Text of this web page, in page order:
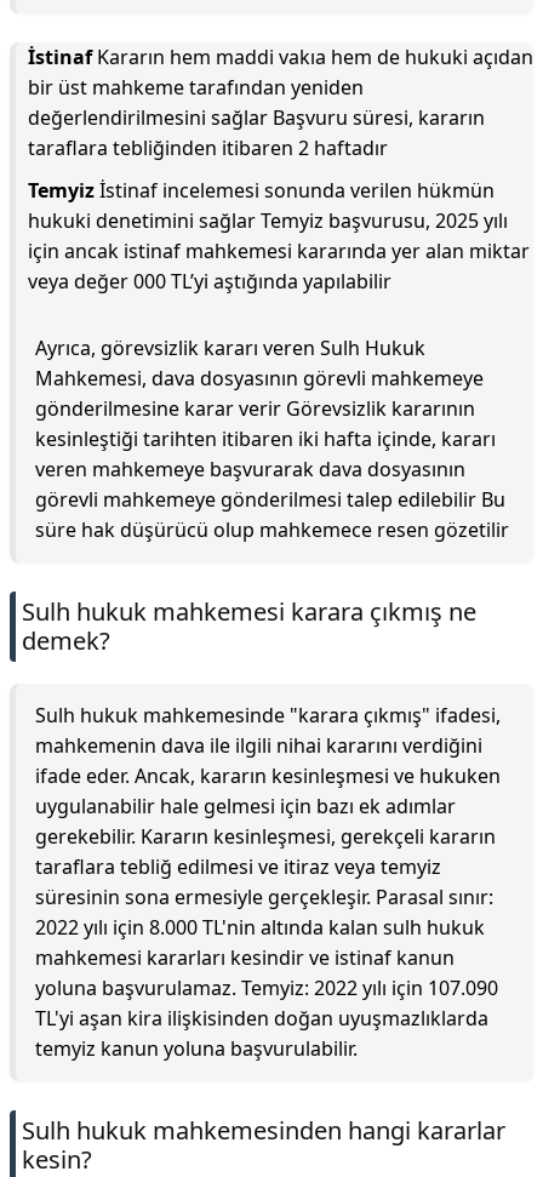
İstinafKararın hem maddi vakıa hem de hukuki açıdan
bir üst mahkeme tarafından yeniden
değerlendirilmesini sağlar Başvuru süresi, kararın
taraflara tebliğinden itibaren 2 haftadır
Temyizİstinaf incelemesi sonunda verilen hükmün
hukuki denetimini sağlar Temyiz başvurusu, 2025 yılı
için ancak istinaf mahkemesi kararında yer alan miktar
veya değer 000 TL’yi aştığında yapılabilir
Ayrıca, görevsizlik kararı veren Sulh Hukuk
Mahkemesi, dava dosyasının görevli mahkemeye
gönderilmesine karar verir Görevsizlik kararının
kesinleştiği tarihten itibaren iki hafta içinde, kararı
veren mahkemeye başvurarak dava dosyasının
görevli mahkemeye gönderilmesi talep edilebilir Bu
süre hak düşürücü olup mahkemece resen gözetilir
Sulh hukuk mahkemesi karara çıkmış ne
demek?
Sulh hukuk mahkemesinde "karara çıkmış" ifadesi,
mahkemenin dava ile ilgili nihai kararını verdiğini
ifade eder. Ancak, kararın kesinleşmesi ve hukuken
uygulanabilir hale gelmesi için bazı ek adımlar
gerekebilir. Kararın kesinleşmesi, gerekçeli kararın
taraflara tebliğ edilmesi ve itiraz veya temyiz
süresinin sona ermesiyle gerçekleşir. Parasal sınır:
2022 yılı için 8.000 TL'nin altında kalan sulh hukuk
mahkemesi kararları kesindir ve istinaf kanun
yoluna başvurulamaz. Temyiz: 2022 yılı için 107.090
TL'yi aşan kira ilişkisinden doğan uyuşmazlıklarda
temyiz kanun yoluna başvurulabilir.
Sulh hukuk mahkemesinden hangi kararlar
kesin?